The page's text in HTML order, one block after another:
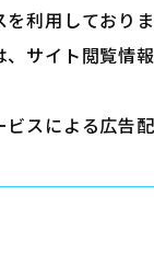
利用しておりま
サイト閲覧情
スによる広告